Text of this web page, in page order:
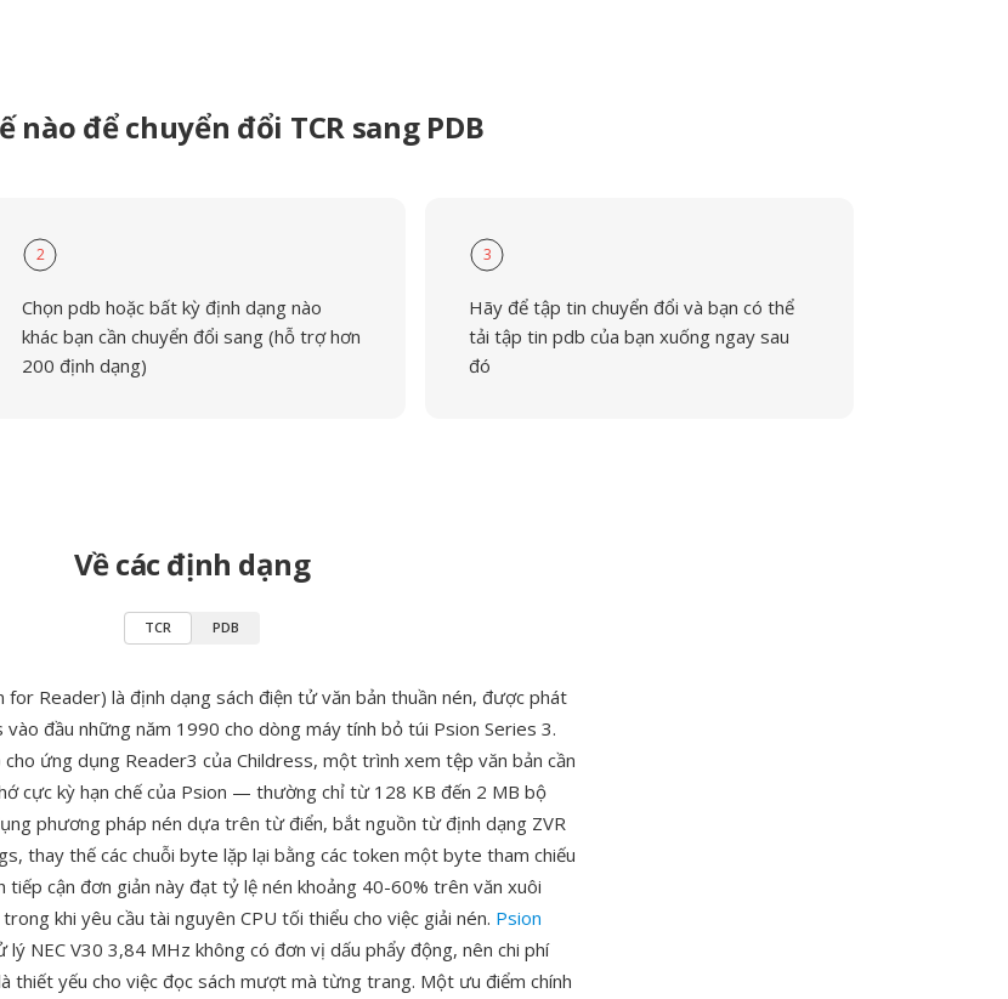
nào để chuyển đổi TCR sang PDB
2
Chọn pdb hoặc bất kỳ định dạng nào
khác bạn cần chuyển đổi sang (hỗ trợ hơn
200 định dạng)
3
Hãy để tập tin chuyển đổi và bạn có thể
tải tập tin pdb của bạn xuống ngay sau
đó
Về các định dạng
TCR PDB
for Reader) là định dạng sách điện tử văn bản thuần nén, được phát
đầu những năm 1990 cho dòng máy tính bỏ túi Psion Series 3.
ứng dụng Reader3 của Childress, một trình xem tệp văn bản cần
cực kỳ hạn chế của Psion — thường chỉ từ 128 KB đến 2 MB bộ
phương pháp nén dựa trên từ điển, bắt nguồn từ định dạng ZVR
thay thế các chuỗi byte lặp lại bằng các token một byte tham chiếu
tiếp cận đơn giản này đạt tỷ lệ nén khoảng 40-60% trên văn xuôi
khi yêu cầu tài nguyên CPU tối thiểu cho việc giải nén. Psion
lý NEC V30 3,84 MHz không có đơn vị dấu phẩy động, nên chi phí
thiết yếu cho việc đọc sách mượt mà từng trang. Một ưu điểm chính